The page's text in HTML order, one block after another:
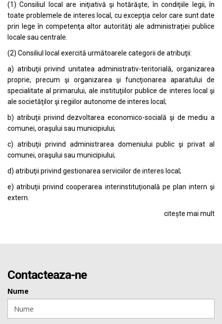
(1) Consiliul local are iniţiativă şi hotărăşte, în condiţiile legii, în
toate problemele de interes local, cu excepţia celor care sunt date
prin lege în competenţa altor autorităţi ale administraţiei publice
locale sau centrale.
(2) Consiliul local exercită următoarele categorii de atribuţii:
a) atribuţii privind unitatea administrativ-teritorială, organizarea
proprie, precum şi organizarea şi funcţionarea aparatului de
specialitate al primarului, ale instituţiilor publice de interes local şi
ale societăţilor şi regiilor autonome de interes local;
b) atribuţii privind dezvoltarea economico-socială şi de mediu a
comunei, oraşului sau municipiului;
c) atribuţii privind administrarea domeniului public şi privat al
comunei, oraşului sau municipiului;
d) atribuţii privind gestionarea serviciilor de interes local;
e) atribuţii privind cooperarea interinstituţională pe plan intern şi
extern.
citește mai mult
Contacteaza-ne
Nume